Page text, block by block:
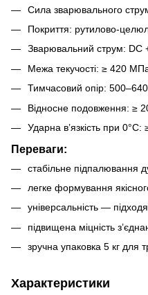
Сила зварювального
Покриття: рутилово-
Зварювальний струм: DC
Межа текучості: ≥ 420
Тимчасовий опір:
Відносне подовження: ≥
Ударна в’язкість при
Переваги:
стабільне підпалювання
легке формування
універсальність —
підвищена міцність
зручна упаковка 5 кг для
Характеристики